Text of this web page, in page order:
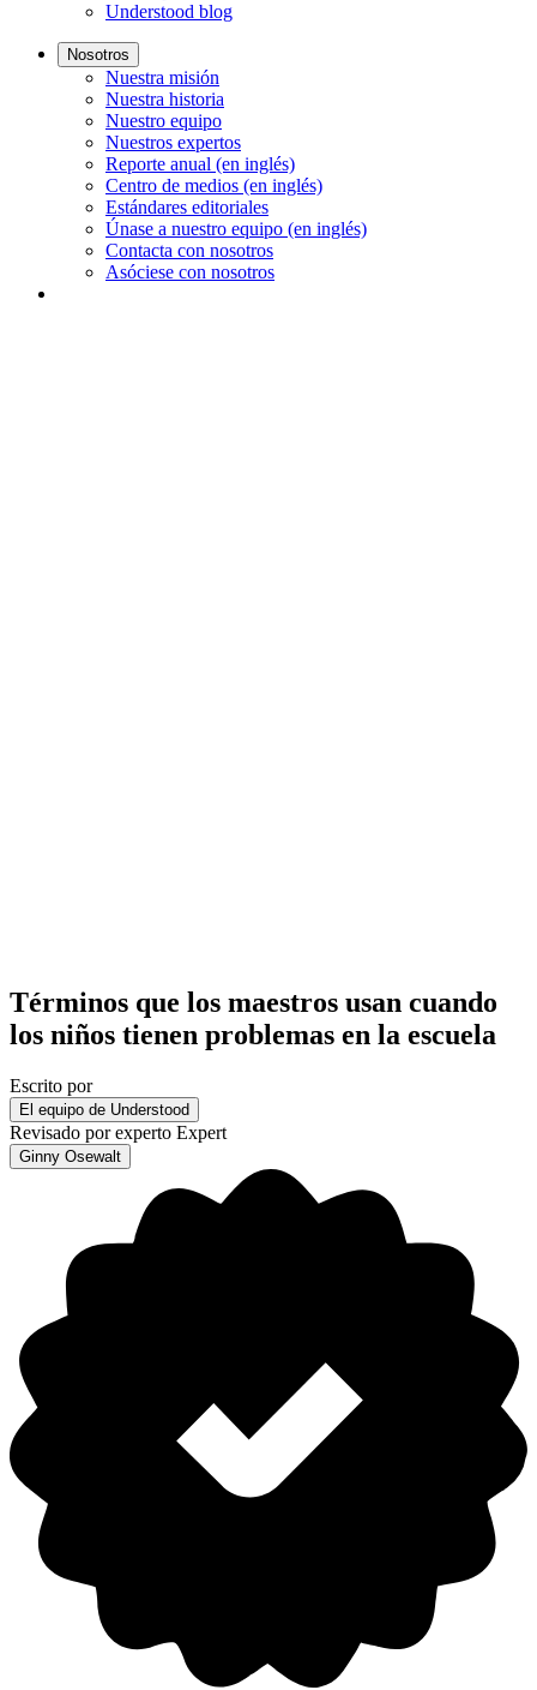
Understood blog
Nosotros
Nuestra misión
Nuestra historia
Nuestro equipo
Nuestros expertos
Reporte anual (en inglés)
Centro de medios (en inglés)
Estándares editoriales
Únase a nuestro equipo (en inglés)
Contacta con nosotros
Asóciese con nosotros
Términos que los maestros usan cuando
los niños tienen problemas en la escuela
Escrito por
El equipo de Understood
Revisado por experto Expert
Ginny Osewalt